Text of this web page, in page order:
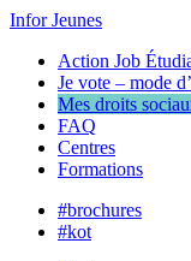
Infor Jeunes
Action Job
Je vote – mode
Mes droits
FAQ
Centres
Formations
#brochures
#kot